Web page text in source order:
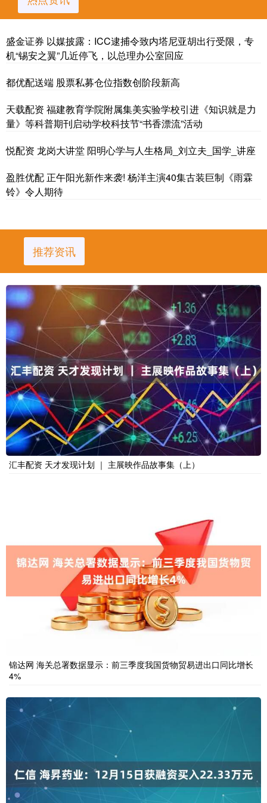
盛金证券 以媒披露：ICC逮捕令致内塔尼亚胡出行受限，专
机“锡安之翼”几近停飞，以总理办公室回应
都优配送端 股票私募仓位指数创阶段新高
天载配资 福建教育学院附属集美实验学校引进《知识就是力
量》等科普期刊启动学校科技节“书香漂流”活动
悦配资 龙岗大讲堂 阳明心学与人生格局_刘立夫_国学_讲座
盈胜优配 正午阳光新作来袭! 杨洋主演40集古装巨制《雨霖
铃》令人期待
推荐资讯
汇丰配资 天才发现计划 ｜ 主展映作品故事集（上）
锦达网 海关总署数据显示：前三季度我国货物贸易进出口同比增长
4%